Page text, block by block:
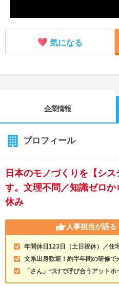
気になる
企業情報
プロフィール
日本のモノづくりを【シ
す。文理不問／知識ゼロ
休み
人事担当が語る
年間休日123日（土日祝休）／住
文系出身歓迎！約半年間の研修で
「さん」づけで呼び合うアット